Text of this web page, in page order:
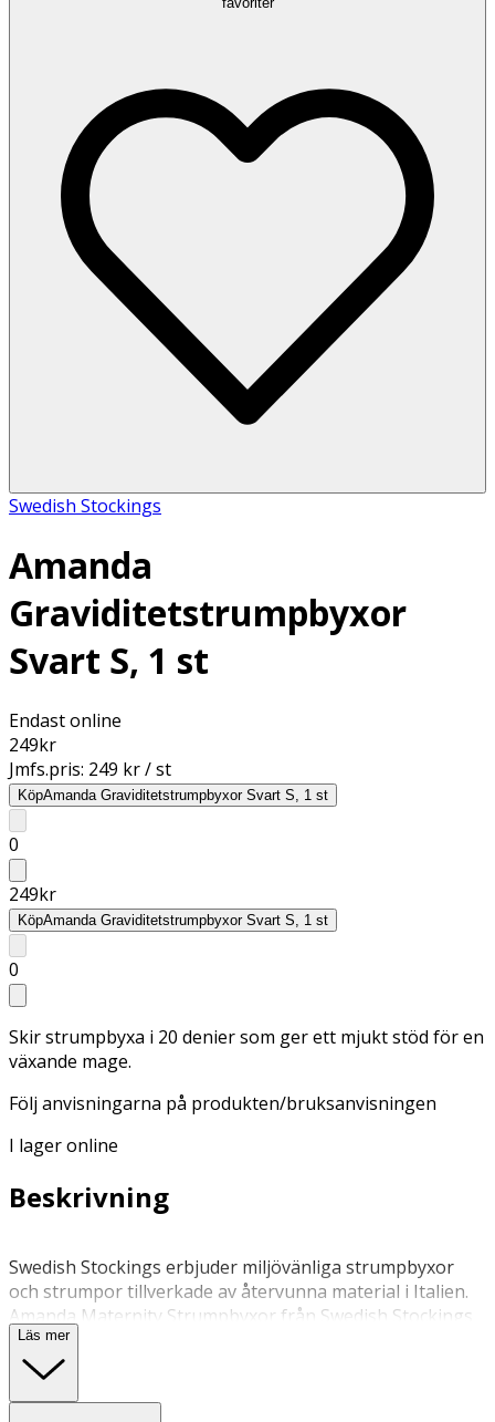
Swedish Stockings
Amanda
Graviditetstrumpbyxor
Svart S, 1 st
Endast online
249kr
Jmfs.pris: 249 kr / st
KöpAmanda Graviditetstrumpbyxor Svart S, 1 st
0
249kr
KöpAmanda Graviditetstrumpbyxor Svart S, 1 st
0
Skir strumpbyxa i 20 denier som ger ett mjukt stöd för en
växande mage.
Följ anvisningarna på produkten/bruksanvisningen
I lager online
Beskrivning
Swedish Stockings erbjuder miljövänliga strumpbyxor
och strumpor tillverkade av återvunna material i Italien.
Amanda Maternity Strumpbyxor från Swedish Stockings
är en skir strumpbyxa i 20 denier som ger ett mjukt stöd
för en växande mage. Amanda har tåförstärkning och
Läs mer